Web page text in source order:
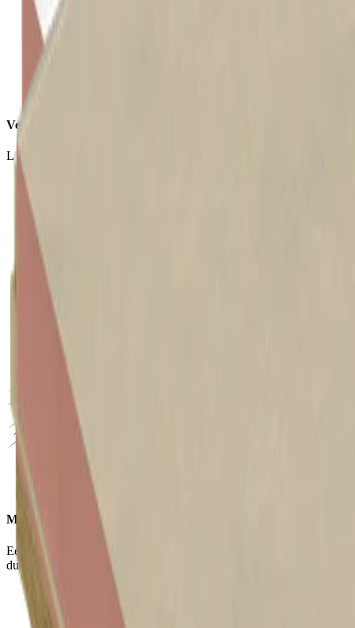
Verwerking
Licht van gewicht, eenvoudig en snel te verwerken.
Meer ruimte
Een zeer dunne hardschuim oplossing voor slanke constructies en
dus meer ruimte.